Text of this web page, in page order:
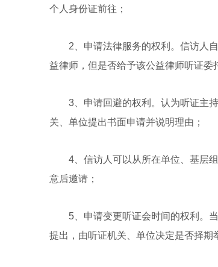
个人身份证前往；
2、申请法律服务的权利。信访人自
益律师，但是否给予该公益律师听证委
3、申请回避的权利。认为听证主持
关、单位提出书面申请并说明理由；
4、信访人可以从所在单位、基层组
意后邀请；
5、申请变更听证会时间的权利。当
提出，由听证机关、单位决定是否择期